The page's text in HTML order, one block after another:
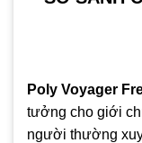
Poly Voyager
tưởng cho giới
người thường